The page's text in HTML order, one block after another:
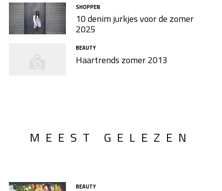
SHOPPEN
10 denim jurkjes voor de zomer
2025
BEAUTY
Haartrends zomer 2013
MEEST GELEZEN
BEAUTY